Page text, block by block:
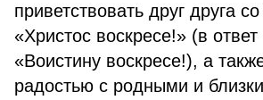
приветствовать друг друга
«Христос воскресе!» (в
«Воистину воскресе!), а
радостью с родными и